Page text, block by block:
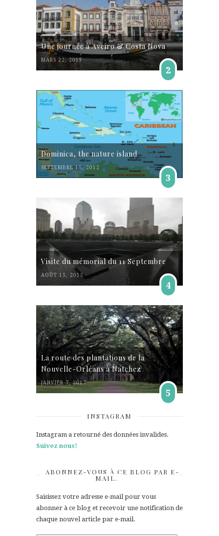
Une journée à Aveiro & Costa Nova
MARS 22, 2019
2
Dominica, the nature island
SEPTEMBRE 15, 2012
3
Visite du mémorial du 11 Septembre
AOÛT 15, 2015
4
La route des plantations de la
Nouvelle-Orléans à Natchez
JANVIER 7, 2017
5
INSTAGRAM
Instagram a retourné des données invalides.
Suivez nous!
ABONNEZ-VOUS À CE BLOG PAR E-
MAIL.
Saisissez votre adresse e-mail pour vous
abonner à ce blog et recevoir une notification de
chaque nouvel article par e-mail.